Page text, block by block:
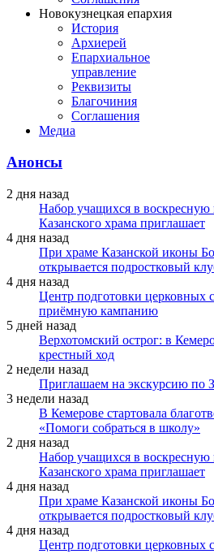
Новокузнецкая епархия
История
Архиерей
Епархиальное
управление
Реквизиты
Благочиния
Соглашения
Медиа
Анонсы
2 дня назад
Набор учащихся в
Казанского храма приглашает
4 дня назад
При храме Казанской иконы
открывается подростковый
4 дня назад
Центр подготовки церковных
приёмную кампанию
5 дней назад
Верхотомский острог: в
крестный ход
2 недели назад
Приглашаем на экскурсию по
3 недели назад
В Кемерове стартовала
«Помоги собраться в школу»
2 дня назад
Набор учащихся в
Казанского храма приглашает
4 дня назад
При храме Казанской иконы
открывается подростковый
4 дня назад
Центр подготовки церковных